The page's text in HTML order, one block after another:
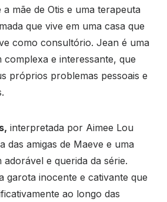
mãe de Otis e uma terapeuta
que vive em uma casa que
como consultório. Jean é uma
complexa e interessante, que
próprios problemas pessoais e
interpretada por Aimee Lou
das amigas de Maeve e uma
adorável e querida da série.
garota inocente e cativante que
ao longo das